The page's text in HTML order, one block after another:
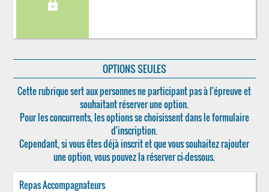
lock
OPTIONS SEULES
Cette rubrique sert aux personnes ne participant pas à l'épreuve et
souhaitant réserver une option.
Pour les concurrents, les options se choisissent dans le formulaire
d'inscription.
Cependant, si vous êtes déjà inscrit et que vous souhaitez rajouter
une option, vous pouvez la réserver ci-dessous.
Repas Accompagnateurs